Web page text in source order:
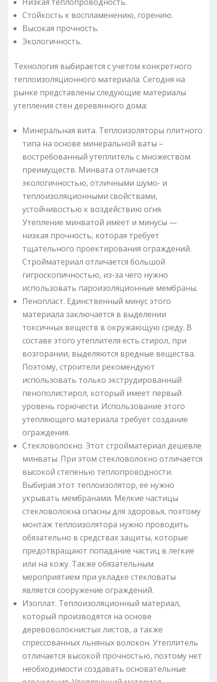
Стойкость к воспламенению, горению.
Высокая прочность.
Экологичность.
Технология выбирается с учетом конкретного
теплоизоляционного материала. Сегодня на
рынке представлены следующие материалы
утепления стен деревянного дома:
Минеральная вита. Теплоизоляторы плитного
типа на основе минеральной ваты –
востребованный утеплитель с множеством
преимуществ. Минвата отличается
экологичностью, отличными шумо- и
теплоизоляционными свойствами,
устойчивостью к воздействию огня.
Утепление минватой имеет и минусы —
низкая прочность, которая требует
тщательного проектирования ограждений.
Стройматериал отличается большой
гигроскопичностью, из-за чего нужно
использовать пароизоляционные мембраны.
Пенопласт. Единственный минус этого
материала заключается в выделении
токсичных веществ в окружающую среду. В
составе этого утеплителя есть стирол, при
возгорании, выделяются вредные вещества.
Поэтому, строители рекомендуют
использовать только экструдированный
пенополистирол, который имеет первый
уровень горючести. Использование этого
утепляющего материала требует создание
ограждения.
Стекловолокно. Этот стройматериал дешевле
минваты. При этом стекловолокно отличается
высокой степенью теплопроводности.
Выбирая этот теплоизолятор, ее нужно
укрывать мембранами. Мелкие частицы
стекловолокна опасны для здоровья, поэтому
монтаж теплоизолятора нужно проводить
обязательно в средствах защиты, которые
предотвращают попадание частиц в легкие
или на кожу. Также обязательным
мероприятием при укладке стекловаты
является сооружение ограждений.
Изоплат. Теплоизоляционный материал,
который производятся на основе
деревоволокнистых листов, а также
спрессованных льняных волокон. Утеплитель
отличается высокой прочностью, поэтому нет
необходимости создавать основательные